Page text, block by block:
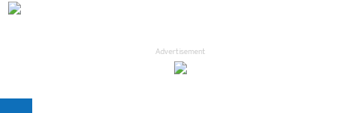
Advertisement